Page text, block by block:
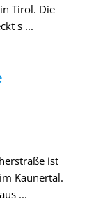
Tirol. Die
s ...
ist
Kaunertal.
...